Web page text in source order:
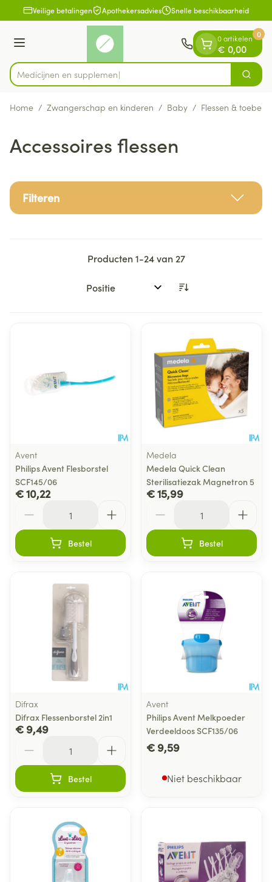
Ga naar de inhoud
1 van 1Veilige betalingen Apothekersadvies Snelle beschikbaarheid
Menu
Product, merk, categorie...
Medic Zoek
0 artikelen
€ 0,00
0
Home / Zwangerschap en kinderen / Baby / Flessen &
Accessoires flessen
Filteren
Producten1-24van 27
Sorteer op:
Avent
Philips Avent Flesborstel
SCF145/06
€ 10,22
Bestel
Medela
Medela Quick Clean
Sterilisatiezak Magnetron 5
€ 15,99
Bestel
Difrax
Difrax Flessenborstel 2in1
€ 9,49
Bestel
Avent
Philips Avent Melkpoeder
Verdeeldoos SCF135/06
€ 9,59
Niet beschikbaar